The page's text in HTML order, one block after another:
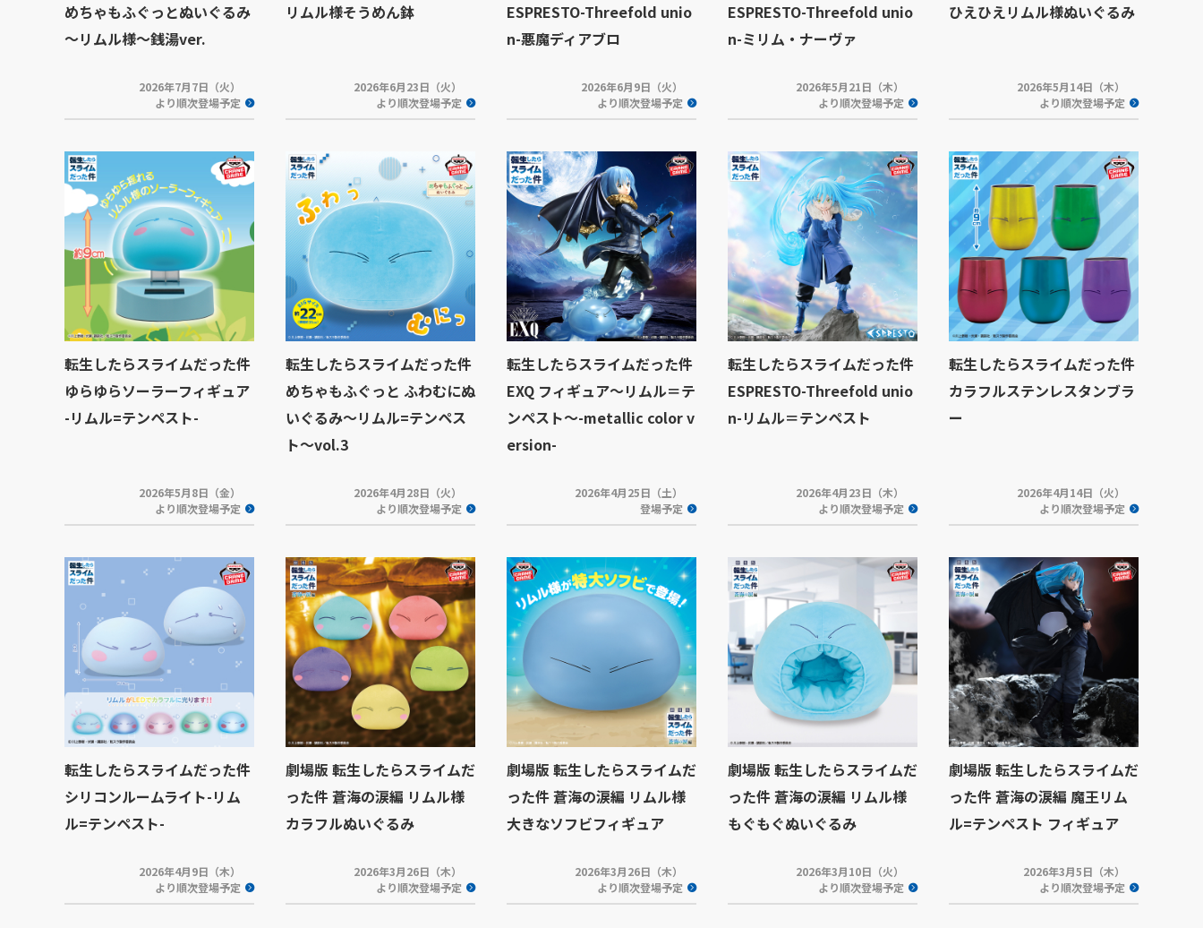
めちゃもふぐっとぬいぐるみ
～リムル様～銭湯ver.
2026年7月7日（火）
より順次登場予定
リムル様そうめん鉢
2026年6月23日（火）
より順次登場予定
ESPRESTO-Threefold unio
n-悪魔ディアブロ
2026年6月9日（火）
より順次登場予定
ESPRESTO-Threefold unio
n-ミリム・ナーヴァ
2026年5月21日（木）
より順次登場予定
ひえひえリムル様ぬいぐるみ
2026年5月14日（木）
より順次登場予定
転生したらスライムだった件
ゆらゆらソーラーフィギュア
-リムル=テンペスト-
2026年5月8日（金）
より順次登場予定
転生したらスライムだった件
めちゃもふぐっと ふわむにぬ
いぐるみ～リムル=テンペス
ト～vol.3
2026年4月28日（火）
より順次登場予定
転生したらスライムだった件
EXQ フィギュア～リムル＝テ
ンペスト～-metallic color v
ersion-
2026年4月25日（土）
登場予定
転生したらスライムだった件
ESPRESTO-Threefold unio
n-リムル＝テンペスト
2026年4月23日（木）
より順次登場予定
転生したらスライムだった件
カラフルステンレスタンブラ
ー
2026年4月14日（火）
より順次登場予定
転生したらスライムだった件
シリコンルームライト-リム
ル=テンペスト-
2026年4月9日（木）
より順次登場予定
劇場版 転生したらスライムだ
った件 蒼海の涙編 リムル様
カラフルぬいぐるみ
2026年3月26日（木）
より順次登場予定
劇場版 転生したらスライムだ
った件 蒼海の涙編 リムル様
大きなソフビフィギュア
2026年3月26日（木）
より順次登場予定
劇場版 転生したらスライムだ
った件 蒼海の涙編 リムル様
もぐもぐぬいぐるみ
2026年3月10日（火）
より順次登場予定
劇場版 転生したらスライムだ
った件 蒼海の涙編 魔王リム
ル=テンペスト フィギュア
2026年3月5日（木）
より順次登場予定